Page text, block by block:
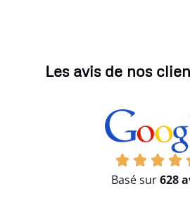
Les avis de nos
Basé sur628